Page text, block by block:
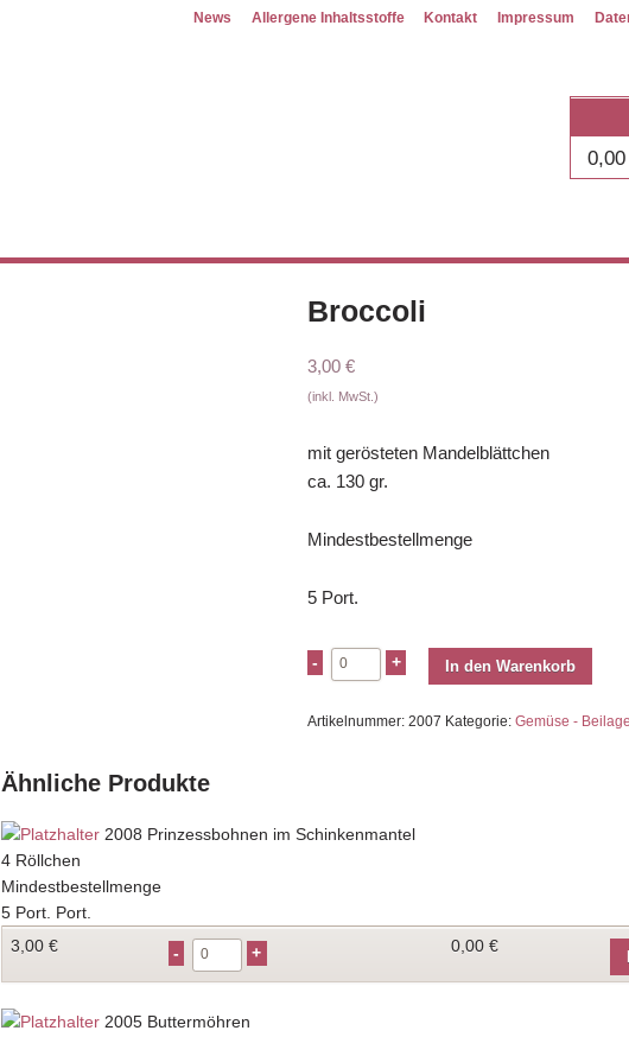
News Allergene Inhaltsstoffe Kontakt Impressum
0,00
Broccoli
3,00 €
(inkl. MwSt.)
mit gerösteten Mandelblättchen
ca. 130 gr.
Mindestbestellmenge
5 Port.
In den Warenkorb
Artikelnummer: 2007 Kategorie: Gemüse -
Ähnliche Produkte
2008 Prinzessbohnen im Schinkenmantel
4 Röllchen
Mindestbestellmenge
5 Port. Port.
3,00 € 0,00 €
2005 Buttermöhren